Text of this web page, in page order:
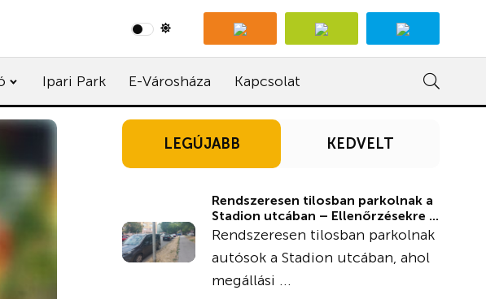
Ipari Park E-Városháza Kapcsolat
LEGÚJABB KEDVELT
Rendszeresen tilosban parkolnak a
Stadion utcában – Ellenőrzésekre ...
Rendszeresen tilosban parkolnak
autósok a Stadion utcában, ahol
megállási ...